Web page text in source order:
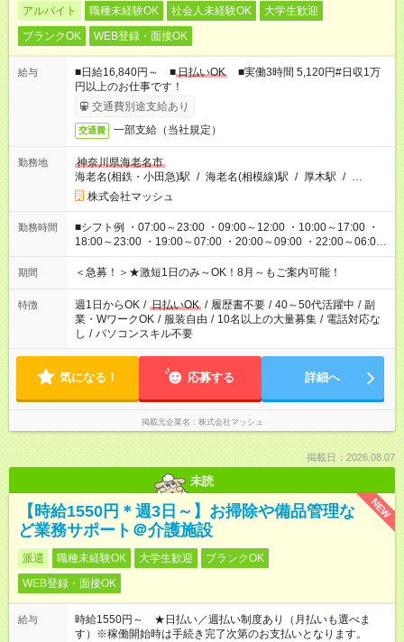
アルバイト 職種未経験OK 社会人未経験OK
大学生歓迎
ブランクOK
WEB登録・面接OK
給与 ■日給16,840円～ ■日払いOK
■実働3時間 5,120円#日収1万
円以上のお仕事です！
交通費別途支給あり
交通費 一部支給（当社規定）
勤務地
神奈川県海老名市
海老名(相鉄・小田急)駅 / 海老名(相模線)駅 / 厚木駅 / …
株式会社マッシュ
勤務時間
■シフト例 ・07:00～23:00 ・09:00～12:00 ・10:00～17:00 ・
18:00～23:00 ・19:00～07:00 ・20:00～09:00 ・22:00～06:00
etc ★最短3時間で5,120円のお仕事から／15時間で2万円近く稼
げるお仕事も！ ご希望のお時間に合わせてご紹介！ ※シフトは
ください！
期間 ＜急募！＞★激短1日のみ～OK！8月～もご案内可能！
特徴 週1日からOK / 日払いOK / 履歴書不要 / 40～50代活躍中 / 副
業・WワークOK / 服装自由 / 10名以上の大量募集 / 電話対応な
し / パソコンスキル不要
気になる！ 応募する 詳細へ
掲載元企業名 株式会社マッシュ
掲載日：2026.08.07
未読
NEW
【時給1550円＊週3日～】お掃除や備品管理な
ど業務サポート＠介護施設
派遣 職種未経験OK 大学生歓迎
ブランクOK
WEB登録・面接OK
給与
時給1550円～ ★日払い／週払い制度あり（月払いも選べま
す）※稼働開始時は手続き完了次第のお支払いとなります。